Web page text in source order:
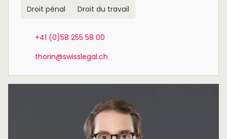
Droit pénal
Droit du travail
+41 (0)58 255 58 00
thorin@swisslegal.ch